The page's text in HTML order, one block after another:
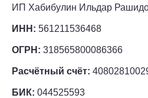
ИП Хабибулин Ильдар
ИНН: 561211536468
ОГРН: 318565800086366
Расчётный счёт:
БИК: 044525593